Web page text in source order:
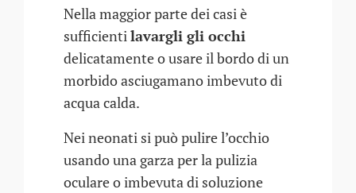
Nella maggior parte dei casi è
sufficientilavargli gli occhi
delicatamente o usare il bordo di un
morbido asciugamano imbevuto di
acqua calda.
Nei neonati si può pulire l’occhio
usando una garza per la pulizia
oculare o imbevuta di soluzione